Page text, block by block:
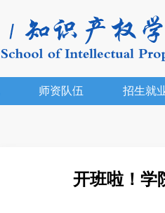
师资队伍 招生就
开班啦！学